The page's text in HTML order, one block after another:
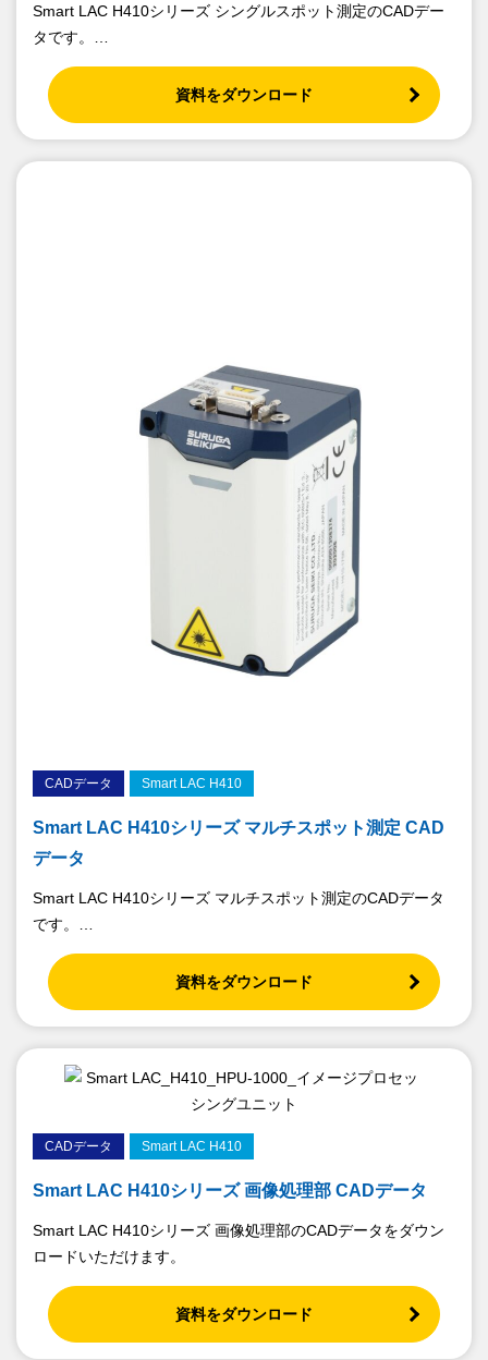
Smart LAC H410シリーズ シングルスポット測定のCADデー
タです。
全ての型式のCADデータをこちらからダウンロードいただけ
ます。
資料をダウンロード
CADデータ Smart LAC H410
Smart LAC H410シリーズ マルチスポット測定 CAD
データ
Smart LAC H410シリーズ マルチスポット測定のCADデータ
です。
全ての型式のCADデータをこちらからダウンロードいただけ
ます。
資料をダウンロード
CADデータ Smart LAC H410
Smart LAC H410シリーズ 画像処理部 CADデータ
Smart LAC H410シリーズ 画像処理部のCADデータをダウン
ロードいただけます。
資料をダウンロード